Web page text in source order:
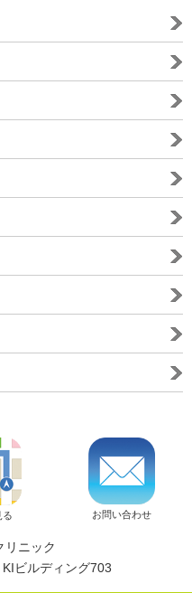
る お問い合わせ
リニック
ビルディング703